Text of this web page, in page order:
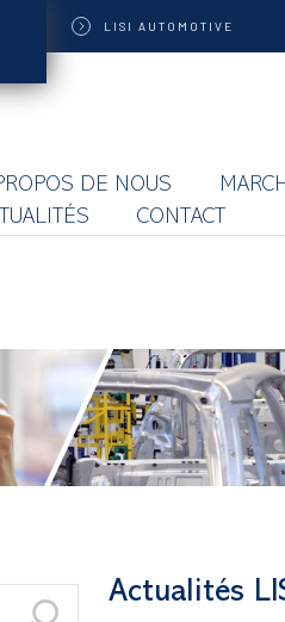
LISI AUTOMOTIVE
DE NOUS
CONTACT
Actualités